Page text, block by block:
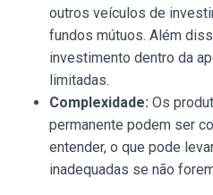
outros veículos de
fundos mútuos. Além
investimento dentro da
limitadas.
Complexidade: Os
permanente podem ser
entender, o que pode
inadequadas se não